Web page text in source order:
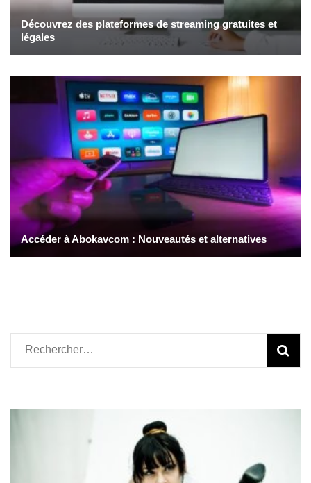
Découvrez des plateformes de streaming gratuites et
légales
Accéder à Abokavcom : Nouveautés et alternatives
Rechercher :